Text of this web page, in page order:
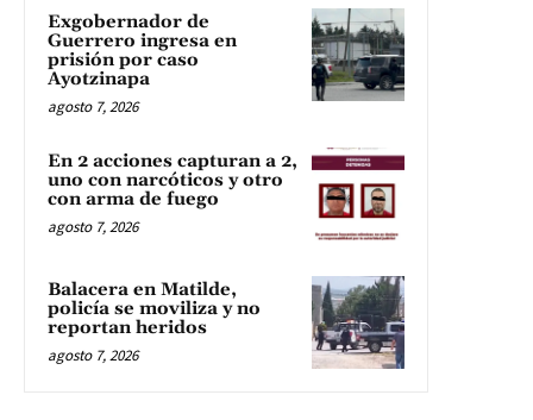
Exgobernador de
Guerrero ingresa en
prisión por caso
Ayotzinapa
agosto 7, 2026
En 2 acciones capturan a 2,
uno con narcóticos y otro
con arma de fuego
agosto 7, 2026
Balacera en Matilde,
policía se moviliza y no
reportan heridos
agosto 7, 2026